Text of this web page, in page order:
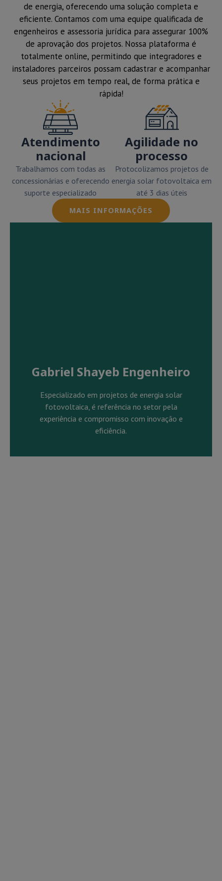
de energia, oferecendo uma solução completa e
eficiente. Contamos com uma equipe qualificada de
engenheiros e assessoria jurídica para assegurar 100%
de aprovação dos projetos. Nossa plataforma é
totalmente online, permitindo que integradores e
instaladores parceiros possam cadastrar e acompanhar
seus projetos em tempo real, de forma prática e
rápida!
Atendimento
nacional
Trabalhamos com todas as
concessionárias e oferecendo
suporte especializado
Agilidade no
processo
Protocolizamos projetos de
energia solar fotovoltaica em
até 3 dias úteis
MAIS INFORMAÇÕES
Gabriel Shayeb Engenheiro
Especializado em projetos de energia solar
fotovoltaica, é referência no setor pela
experiência e compromisso com inovação e
eficiência.